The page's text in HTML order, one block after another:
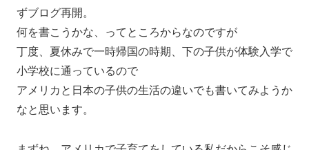
ずブログ再開。
何を書こうかな、ってところからなのですが
丁度、夏休みで一時帰国の時期、下の子供が体験入学で
小学校に通っているので
アメリカと日本の子供の生活の違いでも書いてみようか
なと思います。